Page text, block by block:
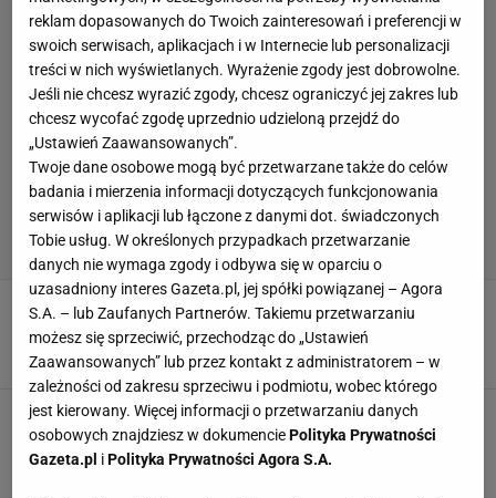
Koronkowe szorty na wyprzedaży Sinsay.
Błyszczące, wyglądają jak szyte z jedwabiu
Klaudia Kierzkowska, 20 LIPCA 2026, 14:20
60-tko, te szorty z wiskozą zadbają o twoją
wygodę - w Sinsay dorwałam je za 30 zł
Magdalena Pastwa,19 LIPCA 2026, 14:16
reklam dopasowanych do Twoich zainteresowań i preferencji w
swoich serwisach, aplikacjach i w Internecie lub personalizacji
treści w nich wyświetlanych. Wyrażenie zgody jest dobrowolne.
Jeśli nie chcesz wyrazić zgody, chcesz ograniczyć jej zakres lub
chcesz wycofać zgodę uprzednio udzieloną przejdź do
„Ustawień Zaawansowanych”.
Twoje dane osobowe mogą być przetwarzane także do celów
badania i mierzenia informacji dotyczących funkcjonowania
serwisów i aplikacji lub łączone z danymi dot. świadczonych
Tobie usług. W określonych przypadkach przetwarzanie
danych nie wymaga zgody i odbywa się w oparciu o
uzasadniony interes Gazeta.pl, jej spółki powiązanej – Agora
S.A. – lub Zaufanych Partnerów. Takiemu przetwarzaniu
możesz się sprzeciwić, przechodząc do „Ustawień
Zaawansowanych” lub przez kontakt z administratorem – w
zależności od zakresu sprzeciwu i podmiotu, wobec którego
jest kierowany. Więcej informacji o przetwarzaniu danych
osobowych znajdziesz w dokumenciePolityka Prywatności
Gazeta.pl iPolityka Prywatności Agora S.A.